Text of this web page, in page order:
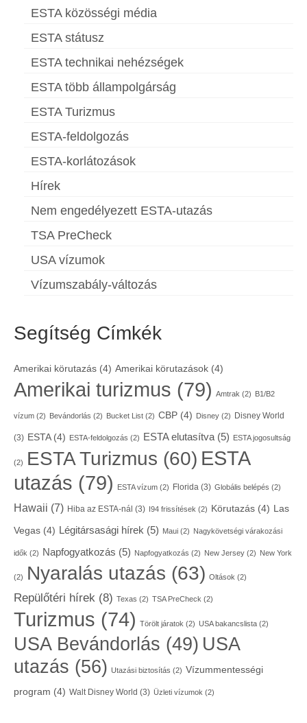
ESTA közösségi média
ESTA státusz
ESTA technikai nehézségek
ESTA több állampolgárság
ESTA Turizmus
ESTA-feldolgozás
ESTA-korlátozások
Hírek
Nem engedélyezett ESTA-utazás
TSA PreCheck
USA vízumok
Vízumszabály-változás
Segítség Címkék
Amerikai körutazás (4) Amerikai körutazások (4)
Amerikai turizmus (79) Amtrak (2) B1/B2
vízum (2) Bevándorlás (2) Bucket List (2) CBP (4) Disney (2) Disney World
(3) ESTA(4) ESTA-feldolgozás (2) ESTA elutasítva(5) ESTA jogosultság
(2) ESTA Turizmus (60) ESTA
utazás (79) ESTA vízum (2) Florida (3) Globális belépés (2)
Hawaii (7) Hiba az ESTA-nál (3) I94 frissítések (2) Körutazás (4) Las
Vegas (4) Légitársasági hírek (5) Maui (2) Nagykövetségi várakozási
idők (2) Napfogyatkozás (5) Napfogyatkozás (2) New Jersey (2) New York
(2) Nyaralás utazás (63) Oltások (2)
Repülőtéri hírek (8) Texas (2) TSA PreCheck (2)
Turizmus (74) Törölt járatok (2) USA bakancslista (2)
USA Bevándorlás (49) USA
utazás (56) Utazási biztosítás (2) Vízummentességi
program (4) Walt Disney World (3) Üzleti vízumok (2)